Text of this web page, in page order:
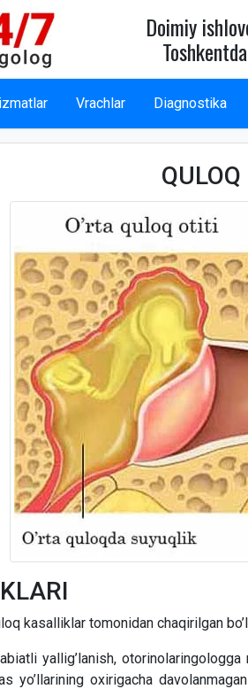
Doimiy
Vrachlar Diagnostika
kasalliklar tomonidan chaqirilgan
yallig’lanish,
yo’llarining oxirigacha